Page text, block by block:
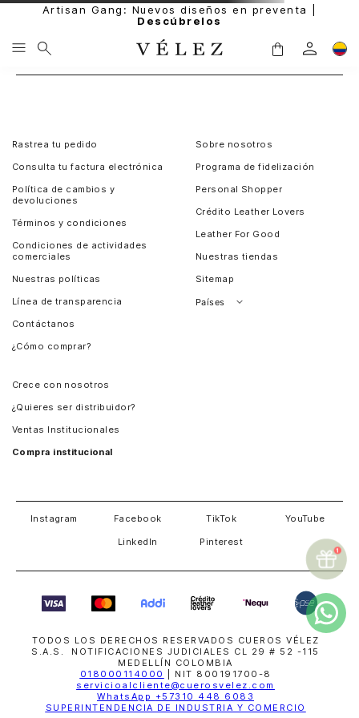
Artisan Gang: Nuevos diseños en preventa |
Descúbrelos
Rastrea tu pedido
Consulta tu factura electrónica
Política de cambios y
devoluciones
Términos y condiciones
Condiciones de actividades
comerciales
Nuestras políticas
Línea de transparencia
Contáctanos
¿Cómo comprar?
Sobre nosotros
Programa de fidelización
Personal Shopper
Crédito Leather Lovers
Leather For Good
Nuestras tiendas
Sitemap
Países
Crece con nosotros
¿Quieres ser distribuidor?
Ventas Institucionales
Compra institucional
Instagram Facebook TikTok YouTube
LinkedIn Pinterest
TODOS LOS DERECHOS RESERVADOS CUEROS VÉLEZ
S.A.S. NOTIFICACIONES JUDICIALES CL 29 # 52 -115
MEDELLÍN COLOMBIA
018000114000
| NIT 800191700-8
servicioalcliente@cuerosvelez.com
WhatsApp +57310 448 6083
SUPERINTENDENCIA DE INDUSTRIA Y COMERCIO